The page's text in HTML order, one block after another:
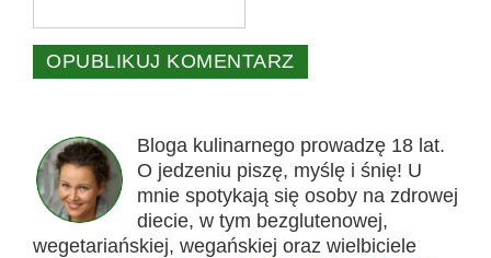
Bloga kulinarnego prowadzę 18 lat.
O jedzeniu piszę, myślę i śnię! U
mnie spotykają się osoby na zdrowej
diecie, w tym bezglutenowej,
wegetariańskiej, wegańskiej oraz wielbiciele